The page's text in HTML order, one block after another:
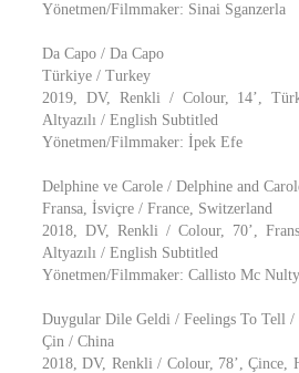
Yönetmen/Filmmaker: Sinai Sganzerla
Da Capo / Da Capo
Türkiye / Turkey
2019, DV, Renkli / Colour, 14’,
Altyazılı / English Subtitled
Yönetmen/Filmmaker: İpek Efe
Delphine ve Carole / Delphine and
Fransa, İsviçre / France, Switzerland
2018, DV, Renkli / Colour, 70’,
Altyazılı / English Subtitled
Yönetmen/Filmmaker: Callisto Mc Nulty
Duygular Dile Geldi / Feelings To Tell
Çin / China
2018, DV, Renkli / Colour, 78’, Çince,